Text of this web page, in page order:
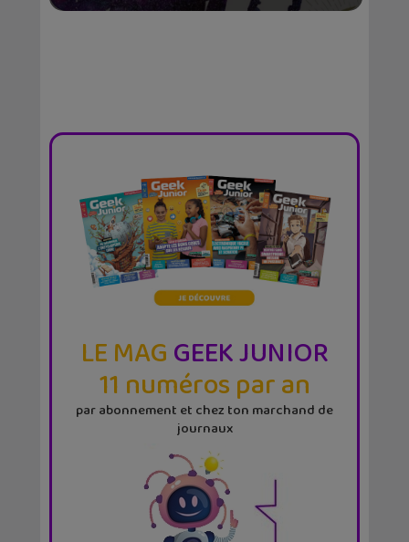
LE MAGGEEK JUNIOR
11 numéros par an
par abonnement et chez ton marchand de
journaux